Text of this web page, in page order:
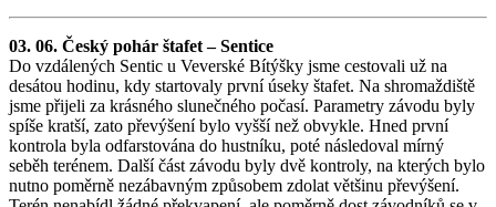
03. 06. Český pohár štafet – Sentice
Do vzdálených Sentic u Veverské Bítýšky jsme cestovali už na
desátou hodinu, kdy startovaly první úseky štafet. Na shromaždiště
jsme přijeli za krásného slunečného počasí. Parametry závodu byly
spíše kratší, zato převýšení bylo vyšší než obvykle. Hned první
kontrola byla odfarstována do hustníku, poté následoval mírný
seběh terénem. Další část závodu byly dvě kontroly, na kterých bylo
nutno poměrně nezábavným způsobem zdolat většinu převýšení.